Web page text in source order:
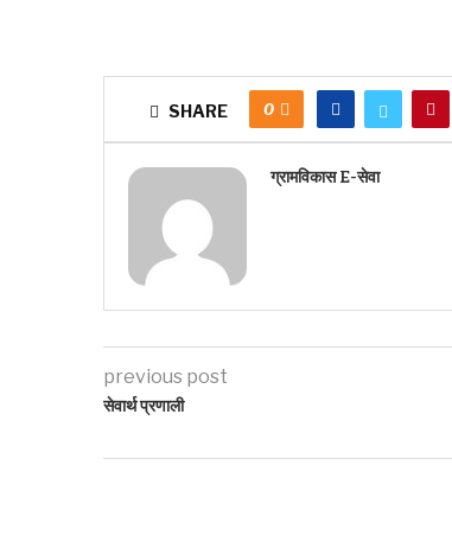
SHARE 0
ग्रामविकास E-सेवा
previous post
सेवार्थ प्रणाली